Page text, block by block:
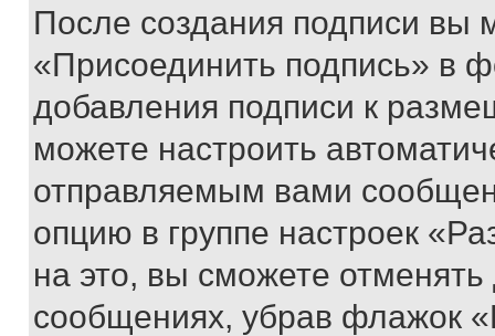
После создания подписи вы
«Присоединить подпись» в
добавления подписи к
можете настроить
отправляемым вами
опцию в группе настроек
на это, вы сможете
сообщениях, убрав флажок